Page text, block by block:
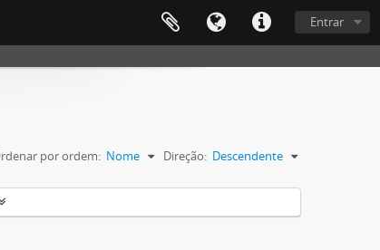
Entrar
por ordem: Nome Direção: Descendente